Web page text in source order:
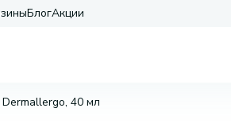
БлогАкции
40 мл